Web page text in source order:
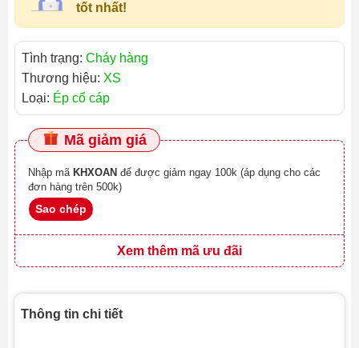
tốt nhất!
Tình trạng: Cháy hàng
Thương hiệu: XS
Loại: Ép cổ cáp
Mã giảm giá
Nhập mã KHXOAN
đơn hàng trên 500k)
Sao chép
Xem thêm mã ưu đãi
Thông tin chi tiết